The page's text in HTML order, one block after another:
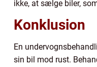
ikke, at sælge biler,
Konklusion
En
sin bil mod rust.